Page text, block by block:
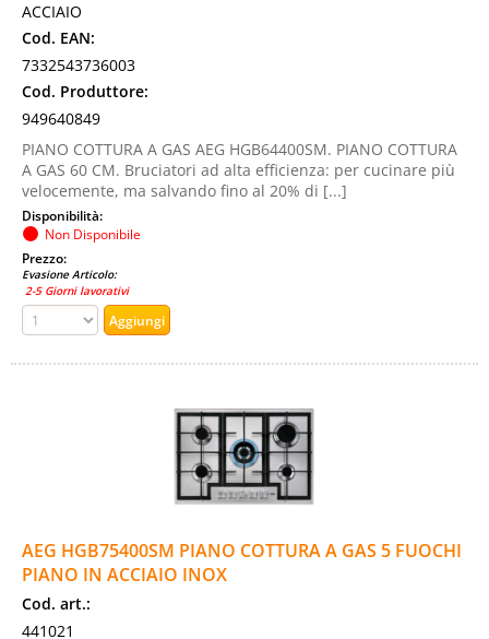
ACCIAIO
Cod. EAN:
7332543736003
Cod. Produttore:
949640849
PIANO COTTURA A GAS AEG HGB64400SM. PIANO COTTURA
A GAS 60 CM. Bruciatori ad alta efficienza: per cucinare più
velocemente, ma salvando fino al 20% di [...]
Disponibilità:
Non Disponibile
Prezzo:
Evasione Articolo:
2-5 Giorni lavorativi
AEG HGB75400SM PIANO COTTURA A GAS 5 FUOCHI
PIANO IN ACCIAIO INOX
Cod. art.:
441021